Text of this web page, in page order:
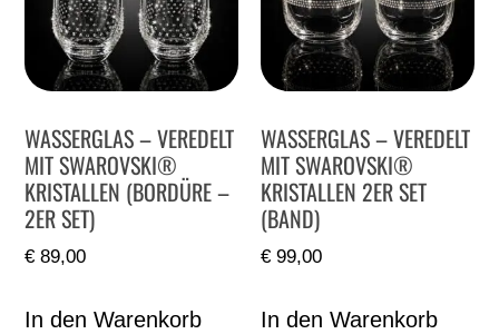
WASSERGLAS – VEREDELT
MIT SWAROVSKI®
KRISTALLEN (BORDÜRE –
2ER SET)
€ 89,00
In den Warenkorb
WASSERGLAS – VEREDELT
MIT SWAROVSKI®
KRISTALLEN 2ER SET
(BAND)
€ 99,00
In den Warenkorb